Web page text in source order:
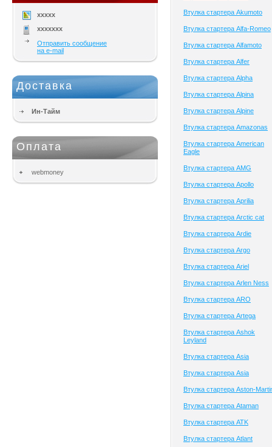
xxxxx
xxxxxxx
Отправить сообщение
на e-mail
Доставка
Ин-Тайм
Оплата
webmoney
Втулка стартера Akumoto
Втулка стартера Alfa-Romeo
Втулка стартера Alfamoto
Втулка стартера Alfer
Втулка стартера Alpha
Втулка стартера Alpina
Втулка стартера Alpine
Втулка стартера Amazonas
Втулка стартера American
Eagle
Втулка стартера AMG
Втулка стартера Apollo
Втулка стартера Aprilia
Втулка стартера Arctic cat
Втулка стартера Ardie
Втулка стартера Argo
Втулка стартера Ariel
Втулка стартера Arlen Ness
Втулка стартера ARO
Втулка стартера Artega
Втулка стартера Ashok
Leyland
Втулка стартера Asia
Втулка стартера Asia
Втулка стартера Aston-
Втулка стартера Ataman
Втулка стартера ATK
Втулка стартера Atlant